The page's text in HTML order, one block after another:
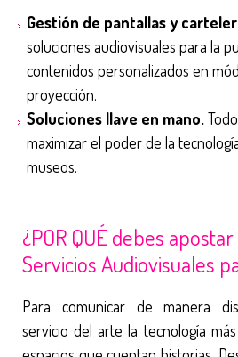
Gestión de pantallas y
soluciones audiovisuales para la
contenidos personalizados en
proyección.
Soluciones llave en mano.
maximizar el poder de la
museos.
¿POR QUÉ debes
Servicios Audiovisuales
Para comunicar de manera
servicio del arte la tecnología